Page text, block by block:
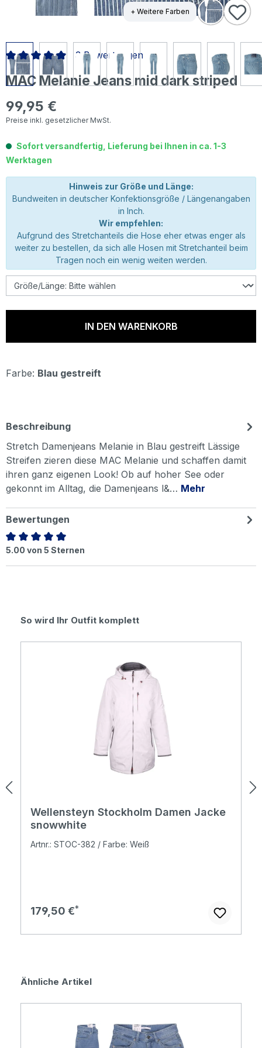
+ Weitere Farben
MAC Melanie Jeans mid dark striped
Regulärer Preis:
99,95 €
Preise inkl. gesetzlicher MwSt.
Durchschnittliche Bewertung von 5 von 5 Sternen
3 Bewertungen
Sofort versandfertig, Lieferung bei Ihnen in ca. 1-3
Werktagen
Hinweis zur Größe und Länge:
Bundweiten in deutscher Konfektionsgröße / Längenangaben
in Inch.
Wir empfehlen:
Aufgrund des Stretchanteils die Hose eher etwas enger als
weiter zu bestellen, da sich alle Hosen mit Stretchanteil beim
Tragen noch ein wenig weiten werden.
IN DEN WARENKORB
Farbe: Blau gestreift
Beschreibung
Stretch Damenjeans Melanie in Blau gestreift Lässige
Streifen zieren diese MAC Melanie und schaffen damit
ihren ganz eigenen Look! Ob auf hoher See oder
gekonnt im Alltag, die Damenjeans l&… Mehr
Bewertungen
Durchschnittliche Bewertung von 5 von 5 Sternen
5.00 von 5 Sternen
Produktgalerie überspringen
So wird Ihr Outfit komplett
Wellensteyn Stockholm Damen Jacke
snowwhite
Artnr.: STOC-382 / Farbe: Weiß
Regulärer Preis:
179,50 €
Produktgalerie überspringen
Ähnliche Artikel